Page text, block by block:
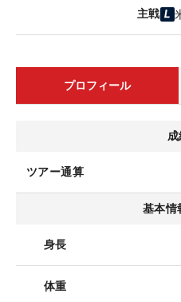
主戦
プロフィール
ツアー通算
基本情
身長
体重